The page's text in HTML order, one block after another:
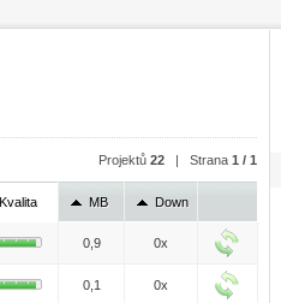
Projektů 22 | Strana 1 / 1
Kvalita MB Down
0,9 0x
0,1 0x